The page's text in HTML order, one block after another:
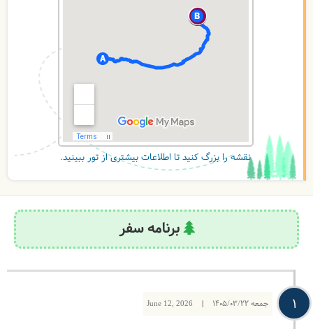
نقشه را بزرگ کنید تا اطلاعات بیشتری از تور ببینید.
برنامه سفر
1 جمعه June 12, 2026 | 1405/03/22